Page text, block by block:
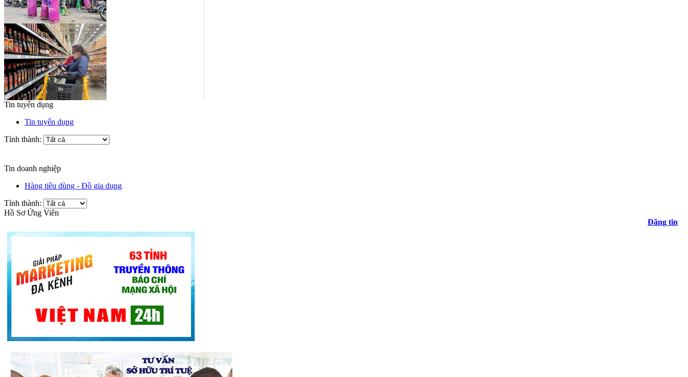
Tin tuyển dụng
Tin tuyển dụng
Tỉnh thành:
Tin doanh nghiệp
Hàng tiêu dùng - Đồ gia dụng
Tỉnh thành:
Hồ Sơ Ứng Viên
Đăng tin